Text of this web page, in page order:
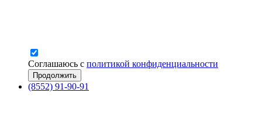
Соглашаюсь с политикой конфиденциальности
(8552) 91-90-91